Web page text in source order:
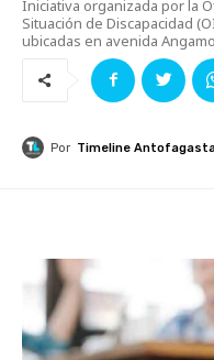
Iniciativa organizada por la
Situación de Discapacidad
ubicadas en avenida
Por Timeline